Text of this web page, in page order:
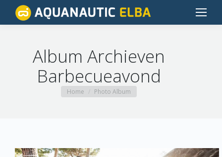
Album Archieven
Barbecueavond
Je bent hier:
Home Photo Album